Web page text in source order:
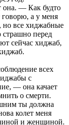
— Как будто
говорю, а у меня
но все хиджабные
перед
сейчас хиджаб,
всех
с
— она качает
о смерти.
ты должна
колет меня
и женщиной.